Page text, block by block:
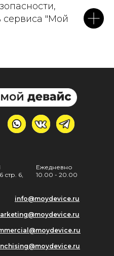
сервиса "Мой
Девайс".
картами
карты VISA,
info@moydevice.ru
стр. 6,
Ежедневно
10.00 - 20.00